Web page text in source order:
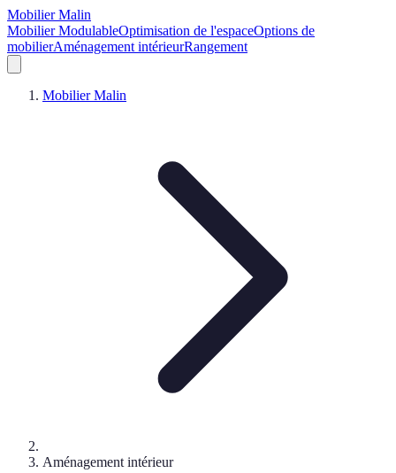
Mobilier Malin
Mobilier ModulableOptimisation de l'espaceOptions de
mobilierAménagement intérieurRangement
Mobilier Malin
Aménagement intérieur